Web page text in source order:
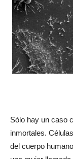
Sólo hay un caso
inmortales.
del cuerpo